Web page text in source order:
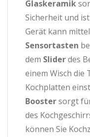
Glaskeramik
Sicherheit und
Gerät kann
Sensortasten
dem Sliderdes
einem Wisch
Kochplatten
Boostersorgt
des
können Sie